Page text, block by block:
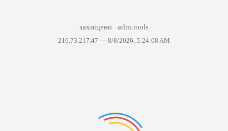
захищено adm.tools
216.73.217.47 — 8/8/2026, 5:24:08 AM